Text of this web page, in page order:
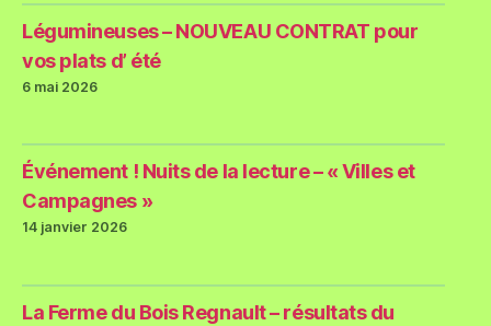
Légumineuses – NOUVEAU CONTRAT pour
vos plats d’ été
6 mai 2026
Événement ! Nuits de la lecture – « Villes et
Campagnes »
14 janvier 2026
La Ferme du Bois Regnault – résultats du